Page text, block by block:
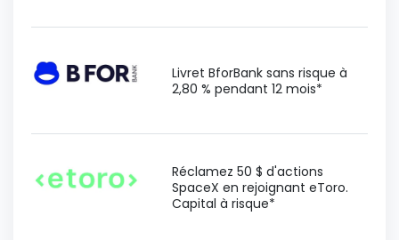
Livret BforBank sans risque à
2,80 % pendant 12 mois*
Réclamez 50 $ d'actions
SpaceX en rejoignant eToro.
Capital à risque*